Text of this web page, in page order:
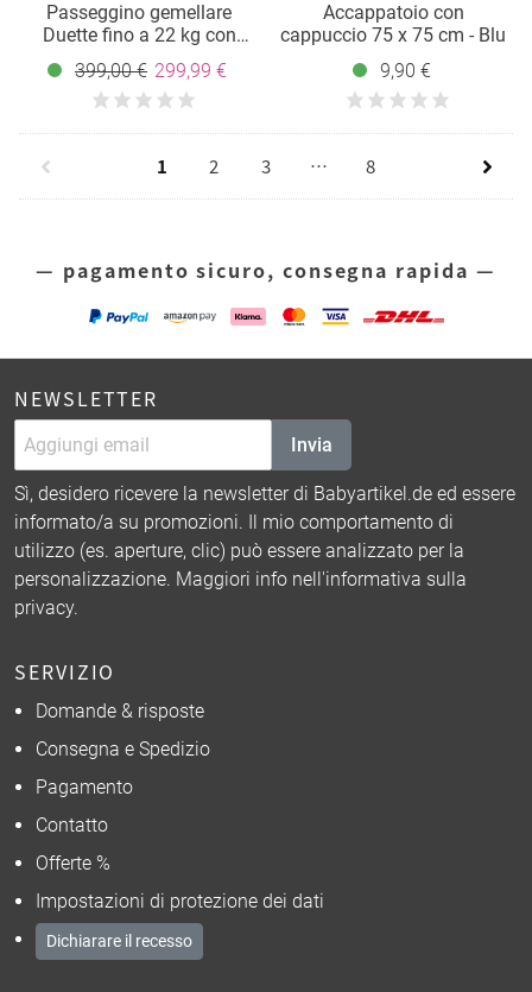
Passeggino gemellare
Duette fino a 22 kg con
posizione reclinabile e
maniglione pieghevole -
grigio
399,00 € 299,99 €
Accappatoio con
cappuccio 75 x 75 cm - Blu
9,90 €
1 2 3 … 8
— pagamento sicuro, consegna rapida —
NEWSLETTER
Invia
Sì, desidero ricevere la newsletter di Babyartikel.de ed essere
informato/a su promozioni. Il mio comportamento di
utilizzo (es. aperture, clic) può essere analizzato per la
personalizzazione. Maggiori info nell'informativa sulla
privacy.
SERVIZIO
Domande & risposte
Consegna e Spedizio
Pagamento
Contatto
Offerte %
Impostazioni di protezione dei dati
Dichiarare il recesso